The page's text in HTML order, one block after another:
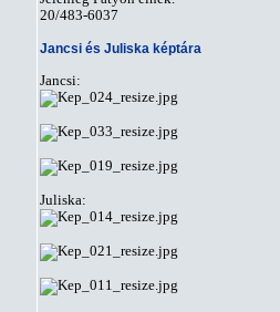
20/483-6037
Jancsi és Juliska képtára
Jancsi:
Juliska: